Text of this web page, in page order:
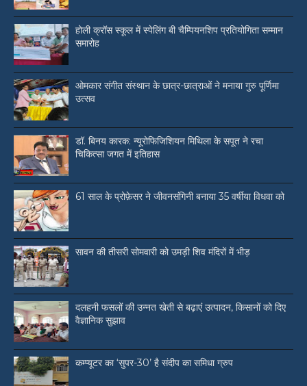
होली क्रॉस स्कूल में स्पेलिंग बी चैम्पियनशिप प्रतियोगिता सम्मान
समारोह
ओमकार संगीत संस्थान के छात्र-छात्राओं ने मनाया गुरु पूर्णिमा
उत्सव
डॉ. बिनय कारक: न्यूरोफिजिशियन मिथिला के सपूत ने रचा
चिकित्सा जगत में इतिहास
61 साल के प्रोफ़ेसर ने जीवनसंगिनी बनाया 35 वर्षीया विधवा को
सावन की तीसरी सोमवारी को उमड़ी शिव मंदिरों में भीड़
दलहनी फसलों की उन्नत खेती से बढ़ाएं उत्पादन, किसानों को दिए
वैज्ञानिक सुझाव
कम्प्यूटर का ‘सुपर-30’ है संदीप का समिधा ग्रुप